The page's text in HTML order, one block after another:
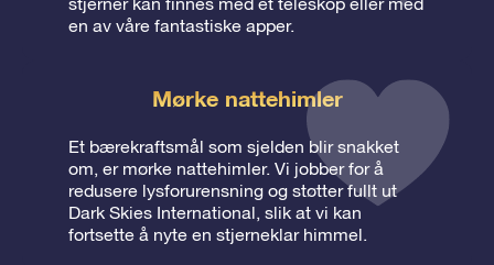
en av våre fantastiske apper.
Mørke nattehimler
Et bærekraftsmål som sjelden blir snakket
om, er mørke nattehimler. Vi jobber for å
redusere lysforurensning og støtter fullt ut
Dark Skies International, slik at vi kan
fortsette å nyte en stjerneklar himmel.